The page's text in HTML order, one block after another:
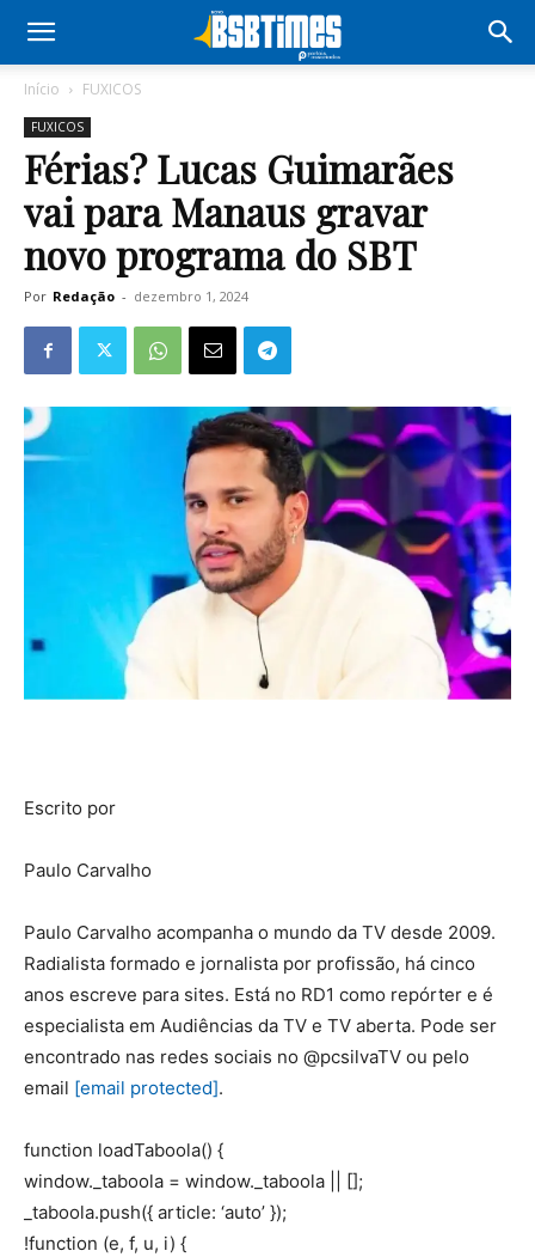
Início FUXICOS
FUXICOS
Férias? Lucas Guimarães
vai para Manaus gravar
novo programa do SBT
Por Redação - dezembro 1, 2024
Escrito por
Paulo Carvalho
Paulo Carvalho acompanha o mundo da TV desde 2009.
Radialista formado e jornalista por profissão, há cinco
anos escreve para sites. Está no RD1 como repórter e é
especialista em Audiências da TV e TV aberta. Pode ser
encontrado nas redes sociais no @pcsilvaTV ou pelo
email [email protected].
function loadTaboola() {
window._taboola = window._taboola || [];
_taboola.push({ article: ‘auto’ });
!function (e, f, u, i) {